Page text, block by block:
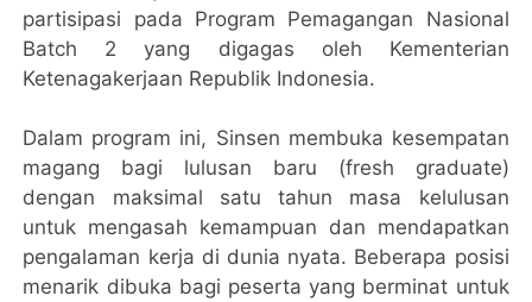
partisipasi pada Program Pemagangan Nasional
Batch 2 yang digagas oleh Kementerian
Ketenagakerjaan Republik Indonesia.
Dalam program ini, Sinsen membuka kesempatan
magang bagi lulusan baru (fresh graduate)
dengan maksimal satu tahun masa kelulusan
untuk mengasah kemampuan dan mendapatkan
pengalaman kerja di dunia nyata. Beberapa posisi
menarik dibuka bagi peserta yang berminat untuk